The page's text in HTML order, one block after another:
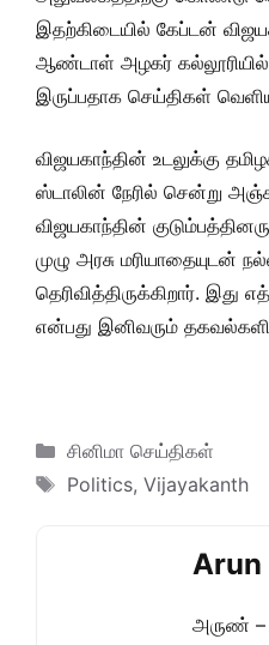
இதற்கிடையில் கேப்டன்
ஆண்டாள் அழகர்
இருப்பதாக செய்திகள்
விஜயகாந்தின் உடலுக்கு
ஸ்டாலின் நேரில் சென்று
விஜயகாந்தின்
முழு அரசு மரியாதையுடன்
தெரிவித்திருக்கிறார்.
என்பது இனிவரும்
Categories
சினிமா செய்திகள்
Tags
Politics, Vijayakanth
Arun
அருண் –